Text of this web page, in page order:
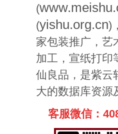
(
(yishu.org.cn)
家包装推广， 艺
加工， 宣纸打印
仙良品，是紫云
大的数据库资源
客服微信：